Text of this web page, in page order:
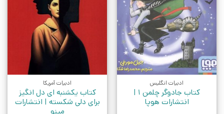
ادبیات انگلیس
کتاب جادوگر چلمن 1 |
انتشارات هوپا
ادبیات آمریکا
کتاب یکشنبه‌ ای دل انگیز
برای دلی شکسته | انتشارات
مینو